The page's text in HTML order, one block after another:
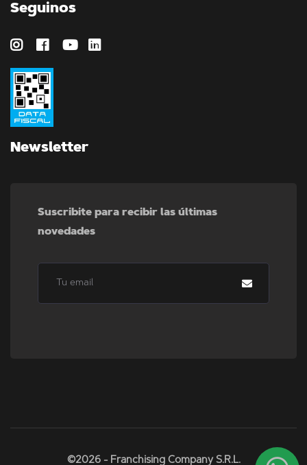
Seguinos
Newsletter
Suscribite para recibir las últimas
novedades
©2026 - Franchising Company S.R.L.